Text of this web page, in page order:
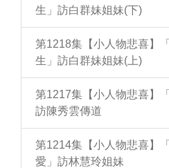
生」訪白群妹姐妹(下)
第1218集【小人物悲喜】
生」訪白群妹姐妹(上)
第1217集【小人物悲喜】
訪陳秀雲傳道
第1214集【小人物悲喜】
愛」訪林慧玲姐妹